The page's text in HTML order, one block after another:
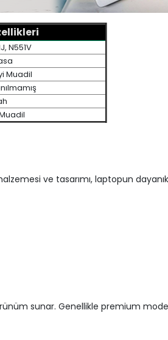
N551V
Muadil
ve tasarımı, laptopun
sunar. Genellikle premium